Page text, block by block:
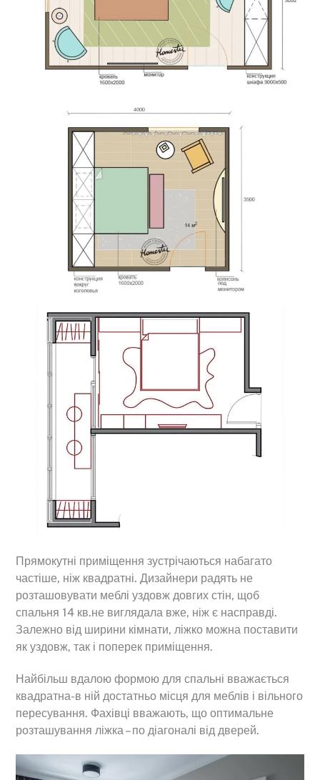
Прямокутні приміщення зустрічаються набагато
частіше, ніж квадратні. Дизайнери радять не
розташовувати меблі уздовж довгих стін, щоб
спальня 14 кв.не виглядала вже, ніж є насправді.
Залежно від ширини кімнати, ліжко можна поставити
як уздовж, так і поперек приміщення.
Найбільш вдалою формою для спальні вважається
квадратна-в ній достатньо місця для меблів і вільного
пересування. Фахівці вважають, що оптимальне
розташування ліжка – по діагоналі від дверей.